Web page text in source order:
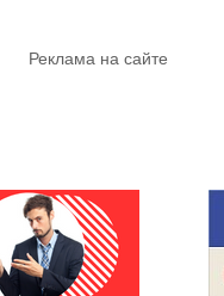
Реклама на сайте